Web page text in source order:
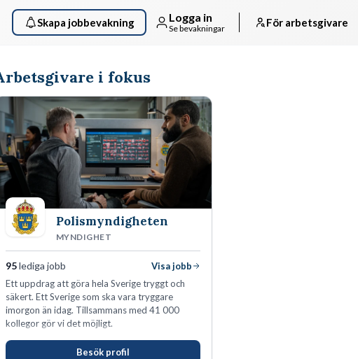
Skapa jobbevakning Logga in
Se bevakningar För arbetsgivare
i fokus
Polismyndigheten
MYNDIGHET
95lediga jobb
Visa jobb
Ett uppdrag att göra hela Sverige tryggt och
säkert. Ett Sverige som ska vara tryggare
imorgon än idag. Tillsammans med 41 000
kollegor gör vi det möjligt.
Besök profil